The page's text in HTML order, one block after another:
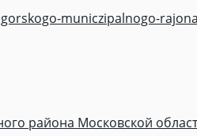
municzipalnogo-
района Московской